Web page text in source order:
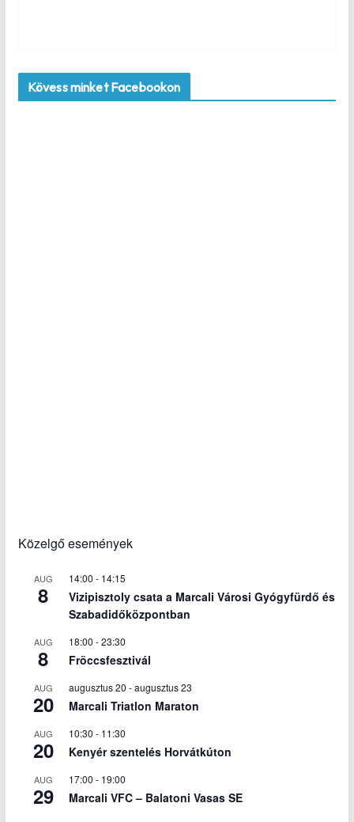
Kövess minket Facebookon
Közelgő események
AUG
8
14:00 - 14:15
Vizipisztoly csata a Marcali Városi Gyógyfürdő és
Szabadidőközpontban
AUG
8
18:00 -23:30
Fröccsfesztivál
AUG
20
augusztus 20 -augusztus 23
Marcali Triatlon Maraton
AUG
20
10:30 - 11:30
Kenyér szentelés Horvátkúton
AUG
29
17:00 - 19:00
Marcali VFC – Balatoni Vasas SE